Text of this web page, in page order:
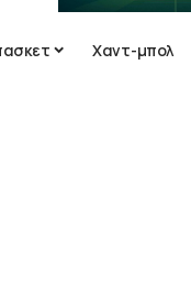
Χαντ-μπολ